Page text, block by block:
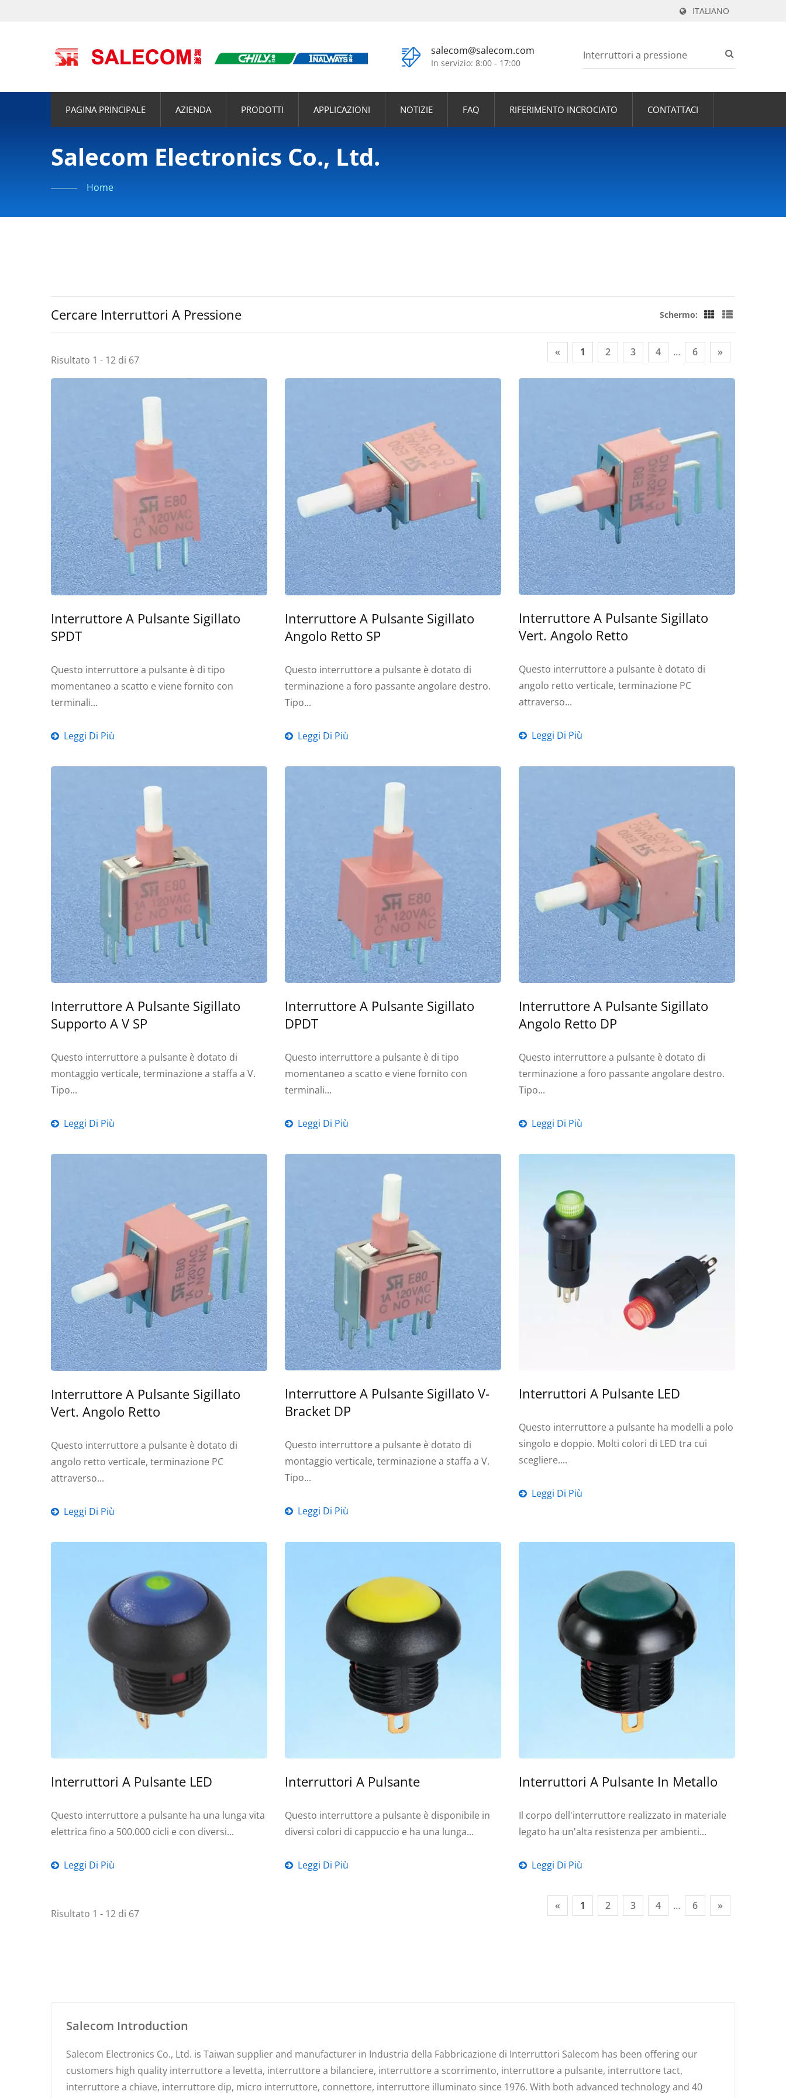
ITALIANO
salecom@salecom.com
In servizio: 8:00 - 17:00
PAGINA PRINCIPALE AZIENDA PRODOTTI APPLICAZIONI NOTIZIE FAQ RIFERIMENTO INCROCIATO CONTATTACI
Salecom Electronics Co., Ltd.
Home
Cercare Interruttori A Pressione Schermo:
Risultato 1 - 12 di 67
« 1 2 3 4 … 6 »
Interruttore A Pulsante Sigillato
SPDT
Questo interruttore a pulsante è di tipo
momentaneo a scatto e viene fornito con
terminali...
Leggi Di Più
Interruttore A Pulsante Sigillato
Angolo Retto SP
Questo interruttore a pulsante è dotato di
terminazione a foro passante angolare destro.
Tipo...
Leggi Di Più
Interruttore A Pulsante Sigillato
Vert. Angolo Retto
Questo interruttore a pulsante è dotato di
angolo retto verticale, terminazione PC
attraverso...
Leggi Di Più
Interruttore A Pulsante Sigillato
Supporto A V SP
Questo interruttore a pulsante è dotato di
montaggio verticale, terminazione a staffa a V.
Tipo...
Leggi Di Più
Interruttore A Pulsante Sigillato
DPDT
Questo interruttore a pulsante è di tipo
momentaneo a scatto e viene fornito con
terminali...
Leggi Di Più
Interruttore A Pulsante Sigillato
Angolo Retto DP
Questo interruttore a pulsante è dotato di
terminazione a foro passante angolare destro.
Tipo...
Leggi Di Più
Interruttore A Pulsante Sigillato
Vert. Angolo Retto
Questo interruttore a pulsante è dotato di
angolo retto verticale, terminazione PC
attraverso...
Leggi Di Più
Interruttore A Pulsante Sigillato V-
Bracket DP
Questo interruttore a pulsante è dotato di
montaggio verticale, terminazione a staffa a V.
Tipo...
Leggi Di Più
Interruttori A Pulsante LED
Questo interruttore a pulsante ha modelli a polo
singolo e doppio. Molti colori di LED tra cui
scegliere....
Leggi Di Più
Interruttori A Pulsante LED
Questo interruttore a pulsante ha una lunga vita
elettrica fino a 500.000 cicli e con diversi...
Leggi Di Più
Interruttori A Pulsante
Questo interruttore a pulsante è disponibile in
diversi colori di cappuccio e ha una lunga...
Leggi Di Più
Interruttori A Pulsante In Metallo
Il corpo dell'interruttore realizzato in materiale
legato ha un'alta resistenza per ambienti...
Leggi Di Più
Risultato 1 - 12 di 67
« 1 2 3 4 … 6 »
Salecom Introduction
Salecom Electronics Co., Ltd. is Taiwan supplier and manufacturer in Industria della Fabbricazione di Interruttori Salecom has been offering our
customers high quality interruttore a levetta, interruttore a bilanciere, interruttore a scorrimento, interruttore a pulsante, interruttore tact,
interruttore a chiave, interruttore dip, micro interruttore, connettore, interruttore illuminato since 1976. With both advanced technology and 40